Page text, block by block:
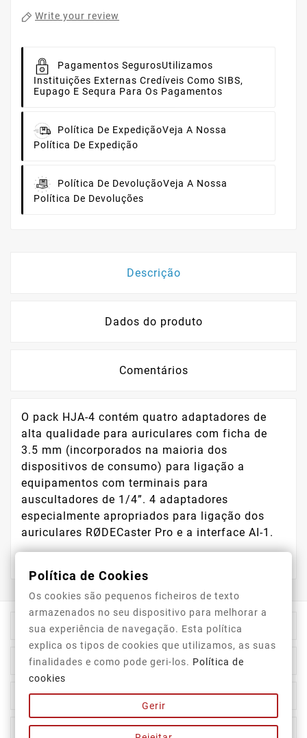
Write your review
Pagamentos SegurosUtilizamos
Instituições Externas Credíveis Como SIBS,
Eupago E Sequra Para Os Pagamentos
Política De ExpediçãoVeja A Nossa
Política De Expedição
Política De DevoluçãoVeja A Nossa
Política De Devoluções
Descrição
Dados do produto
Comentários
O pack HJA-4 contém quatro adaptadores de
alta qualidade para auriculares com ficha de
3.5 mm (incorporados na maioria dos
dispositivos de consumo) para ligação a
equipamentos com terminais para
auscultadores de 1/4”. 4 adaptadores
especialmente apropriados para ligação dos
auriculares RØDECaster Pro e a interface AI-1.
Informação Da Loja
Top Categorias
A Nossa Empresa 
A Sua Conta 
Política de Cookies
Os cookies são pequenos ficheiros de texto
armazenados no seu dispositivo para melhorar a
sua experiência de navegação. Esta política
explica os tipos de cookies que utilizamos, as suas
finalidades e como pode geri-los. Política de
cookies
Gerir